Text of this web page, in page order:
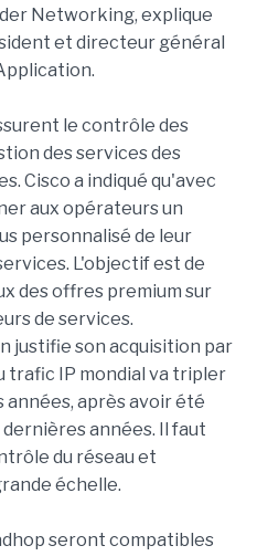
Networking, explique
et directeur général
le contrôle des
des services des
Cisco a indiqué qu'avec
aux opérateurs un
personnalisé de leur
L'objectif est de
des offres premium sur
de services.
justifie son acquisition par
trafic IP mondial va tripler
années, après avoir été
années. Il faut
du réseau et
échelle.
seront compatibles